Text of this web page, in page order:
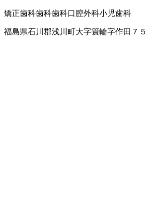
矯正歯科歯科歯科口腔外科小児歯科
福島県石川郡浅川町大字簑輪字作田７５